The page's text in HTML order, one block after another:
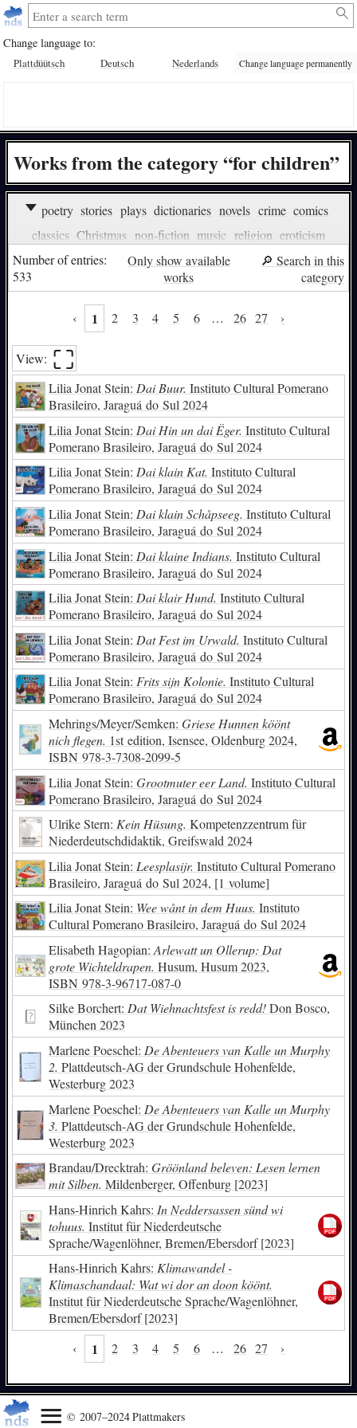
Change language to:
Plattdüütsch Deutsch Nederlands Change language permanently
Works from the category “for children”
poetry stories plays dictionaries novels crime comics
classics Christmas non-fiction music religion eroticism
hunting audiobooks radioplays
language learning (children)
language learning (adults) politics
philology
movie/video legends/myths/tales
about love
to laugh about
Number of entries:
533
Only show available
works
🔎︎ Search in this
category
‹ 1 2 3 4 5 6 … 26 27 ›
View: ⛶︎
Lilia Jonat Stein: Dai Buur. Instituto Cultural Pomerano
Brasileiro, Jaraguá do Sul 2024
Lilia Jonat Stein: Dai Hin un dai Ëger. Instituto Cultural
Pomerano Brasileiro, Jaraguá do Sul 2024
Lilia Jonat Stein: Dai klain Kat. Instituto Cultural
Pomerano Brasileiro, Jaraguá do Sul 2024
Lilia Jonat Stein: Dai klain Schåpseeg. Instituto Cultural
Pomerano Brasileiro, Jaraguá do Sul 2024
Lilia Jonat Stein: Dai klaine Indians. Instituto Cultural
Pomerano Brasileiro, Jaraguá do Sul 2024
Lilia Jonat Stein: Dai klair Hund. Instituto Cultural
Pomerano Brasileiro, Jaraguá do Sul 2024
Lilia Jonat Stein: Dat Fest im Urwald. Instituto Cultural
Pomerano Brasileiro, Jaraguá do Sul 2024
Lilia Jonat Stein: Frits sijn Kolonie. Instituto Cultural
Pomerano Brasileiro, Jaraguá do Sul 2024
Mehrings/Meyer/Semken: Griese Hunnen köönt
nich flegen. 1st edition, Isensee, Oldenburg 2024,
ISBN978-3-7308-2099-5
Lilia Jonat Stein: Grootmuter eer Land. Instituto Cultural
Pomerano Brasileiro, Jaraguá do Sul 2024
Ulrike Stern: Kein Hüsung. Kompetenzzentrum für
Niederdeutschdidaktik, Greifswald 2024
Lilia Jonat Stein: Leesplasijr. Instituto Cultural Pomerano
Brasileiro, Jaraguá do Sul 2024, [1 volume]
Lilia Jonat Stein: Wee wånt in dem Huus. Instituto
Cultural Pomerano Brasileiro, Jaraguá do Sul 2024
Elisabeth Hagopian: Arlewatt un Ollerup: Dat
grote Wichteldrapen. Husum, Husum 2023,
ISBN978-3-96717-087-0
Silke Borchert: Dat Wiehnachtsfest is redd!Don Bosco,
München 2023
Marlene Poeschel: De Abenteuers van Kalle un Murphy
2. Plattdeutsch-AG der Grundschule Hohenfelde,
Westerburg 2023
Marlene Poeschel: De Abenteuers van Kalle un Murphy
3. Plattdeutsch-AG der Grundschule Hohenfelde,
Westerburg 2023
Brandau/Drecktrah: Gröönland beleven: Lesen lernen
mit Silben. Mildenberger, Offenburg [2023]
Hans-Hinrich Kahrs: In Neddersassen sünd wi
tohuus. Institut für Niederdeutsche
Sprache/Wagenlöhner, Bremen/Ebersdorf [2023]
Hans-Hinrich Kahrs: Klimawandel -
Klimaschandaal: Wat wi dor an doon köönt.
Institut für Niederdeutsche Sprache/Wagenlöhner,
Bremen/Ebersdorf [2023]
‹
1 2 3 4 5 6 … 26 27 ›
© 2007–2024 Plattmakers